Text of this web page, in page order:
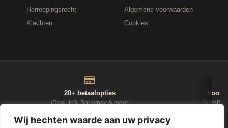
Wij hechten waarde aan uw privacy
Herroepingsrecht
Klachten
Algemene voorwaarden
Cookies
20+ betaalopties
iDeal, in3, Spraypay & meer
Voor